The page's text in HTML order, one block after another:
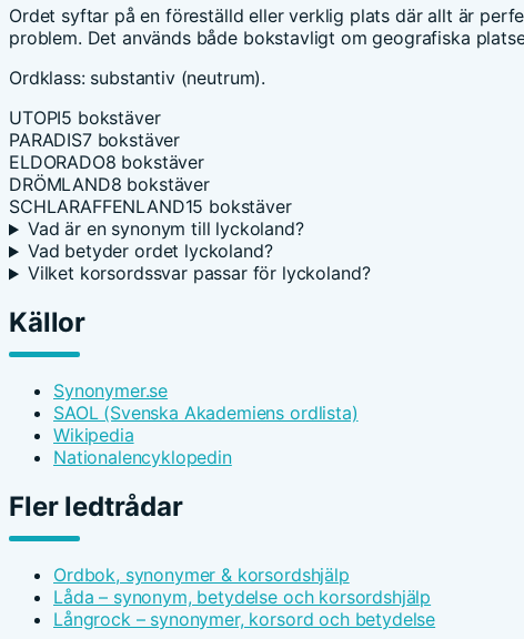
Ordet syftar på en föreställd eller verklig plats där allt är
problem. Det används både bokstavligt om geografiska
Ordklass: substantiv (neutrum).
UTOPI5 bokstäver
PARADIS7 bokstäver
ELDORADO8 bokstäver
DRÖMLAND8 bokstäver
SCHLARAFFENLAND15 bokstäver
Vad är en synonym till lyckoland?
Vad betyder ordet lyckoland?
Vilket korsordssvar passar för lyckoland?
Källor
Synonymer.se
SAOL (Svenska Akademiens ordlista)
Wikipedia
Nationalencyklopedin
Fler ledtrådar
Ordbok, synonymer & korsordshjälp
Låda – synonym, betydelse och korsordshjälp
Långrock – synonymer, korsord och betydelse